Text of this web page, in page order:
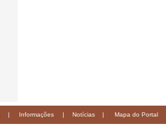
| Informações | Notícias | Mapa do Portal